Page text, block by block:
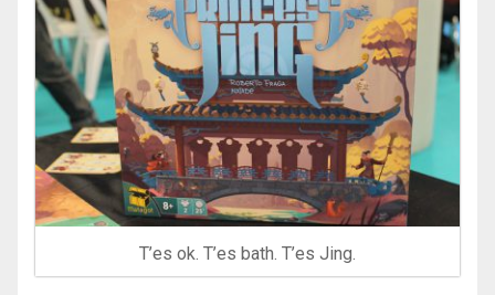
T’es ok. T’es bath. T’es Jing.